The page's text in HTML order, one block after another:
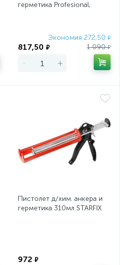
герметика Profesional,
Экономия 272,50 ₽
817,50 ₽ 1 090₽
- +
Пистолет д/хим. анкера и
герметика 310мл STARFIX
972 ₽